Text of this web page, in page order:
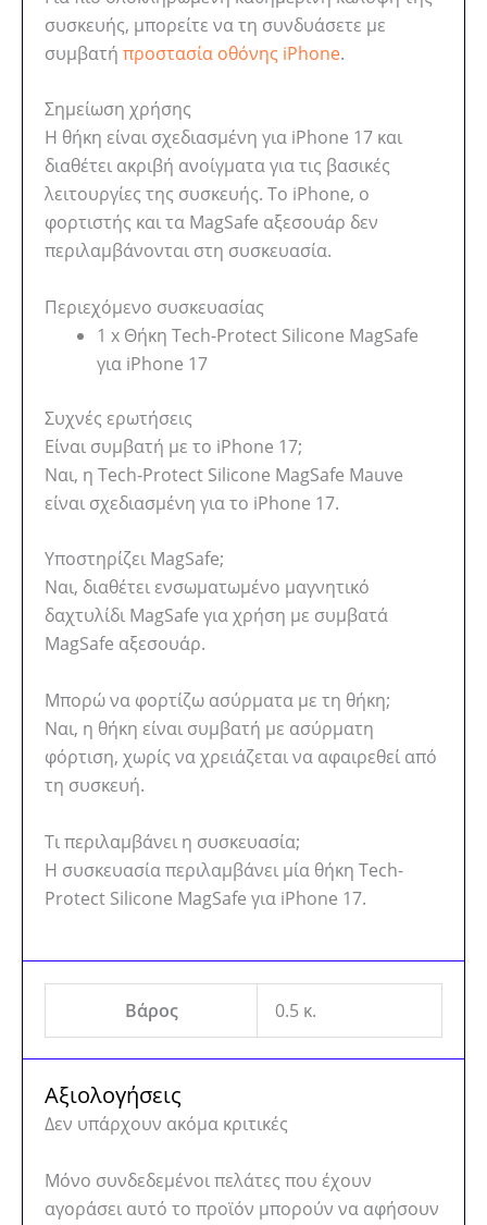
συσκευής, μπορείτε να τη συνδυάσετε με
συμβατή προστασία οθόνης iPhone.
Σημείωση χρήσης
Η θήκη είναι σχεδιασμένη για iPhone 17 και
διαθέτει ακριβή ανοίγματα για τις βασικές
λειτουργίες της συσκευής. Το iPhone, ο
φορτιστής και τα MagSafe αξεσουάρ δεν
περιλαμβάνονται στη συσκευασία.
Περιεχόμενο συσκευασίας
1 x Θήκη Tech-Protect Silicone MagSafe
για iPhone 17
Συχνές ερωτήσεις
Είναι συμβατή με το iPhone 17;
Ναι, η Tech-Protect Silicone MagSafe Mauve
είναι σχεδιασμένη για το iPhone 17.
Υποστηρίζει MagSafe;
Ναι, διαθέτει ενσωματωμένο μαγνητικό
δαχτυλίδι MagSafe για χρήση με συμβατά
MagSafe αξεσουάρ.
Μπορώ να φορτίζω ασύρματα με τη θήκη;
Ναι, η θήκη είναι συμβατή με ασύρματη
φόρτιση, χωρίς να χρειάζεται να αφαιρεθεί από
τη συσκευή.
Τι περιλαμβάνει η συσκευασία;
Η συσκευασία περιλαμβάνει μία θήκη Tech-
Protect Silicone MagSafe για iPhone 17.
Βάρος 0.5 κ.
Αξιολογήσεις
Δεν υπάρχουν ακόμα κριτικές
Μόνο συνδεδεμένοι πελάτες που έχουν
αγοράσει αυτό το προϊόν μπορούν να αφήσουν